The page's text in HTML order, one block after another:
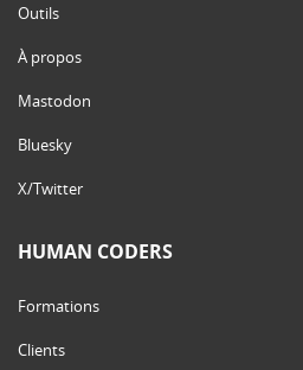
Outils
À propos
Mastodon
Bluesky
X/Twitter
HUMAN CODERS
Formations
Clients